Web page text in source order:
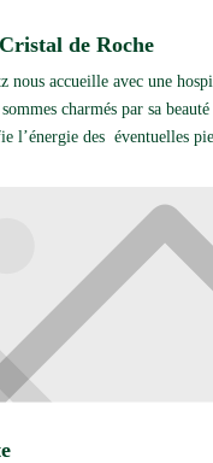
de Roche
nous accueille avec une
charmés par sa
l’énergie des éventuelles